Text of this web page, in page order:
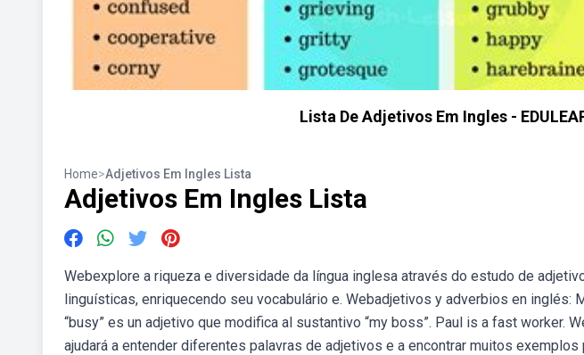
Lista De Adjetivos Em Ingles -
Home>Adjetivos Em Ingles Lista
Adjetivos Em Ingles Lista
Webexplore a riqueza e diversidade da língua inglesa através do estudo de
linguísticas, enriquecendo seu vocabulário e. Webadjetivos y adverbios en inglés:
“busy” es un adjetivo que modifica al sustantivo “my boss”. Paul is a fast worker.
ajudará a entender diferentes palavras de adjetivos e a encontrar muitos